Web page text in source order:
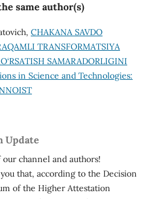
same author(s)
CHAKANA SAVDO
TRANSFORMATSIYA
SAMARADORLIGINI
in Science and Technologies:
Update
channel and authors!
that, according to the Decision
of the Higher Attestation